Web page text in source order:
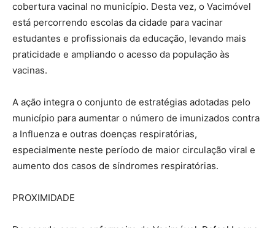
cobertura vacinal no município. Desta vez, o Vacimóvel
está percorrendo escolas da cidade para vacinar
estudantes e profissionais da educação, levando mais
praticidade e ampliando o acesso da população às
vacinas.
A ação integra o conjunto de estratégias adotadas pelo
município para aumentar o número de imunizados contra
a Influenza e outras doenças respiratórias,
especialmente neste período de maior circulação viral e
aumento dos casos de síndromes respiratórias.
PROXIMIDADE